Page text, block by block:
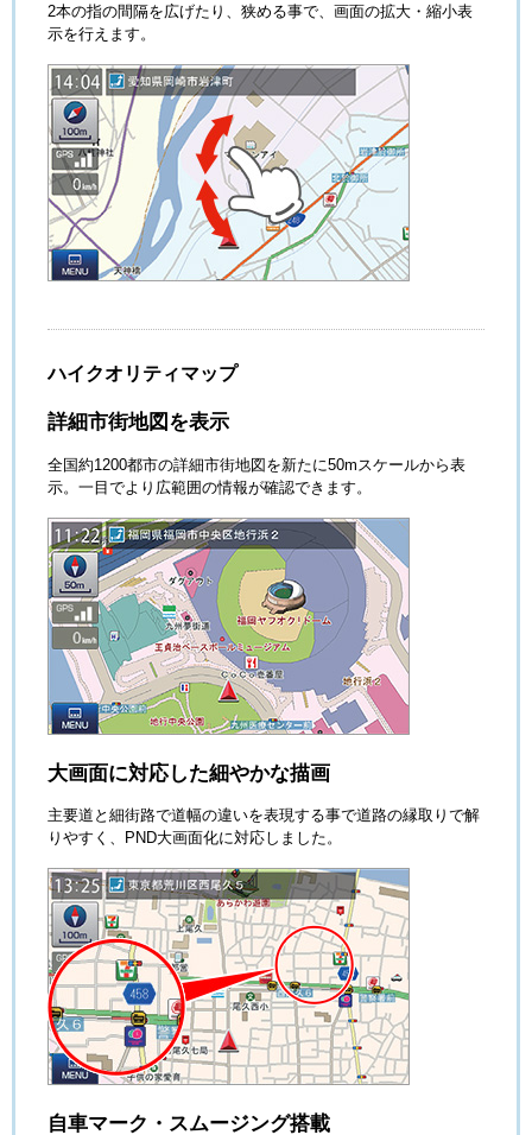
2本の指の間隔を広げたり、狭める事で、画面の拡大・縮小表
示を行えます。
ハイクオリティマップ
詳細市街地図を表示
全国約1200都市の詳細市街地図を新たに50mスケールから表
示。一目でより広範囲の情報が確認できます。
大画面に対応した細やかな描画
主要道と細街路で道幅の違いを表現する事で道路の縁取りで解
りやすく、PND大画面化に対応しました。
自車マーク・スムージング搭載